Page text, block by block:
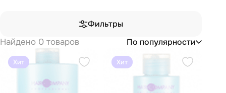
Фильтры
Найдено 0 товаров
По популярности
Хит Хит